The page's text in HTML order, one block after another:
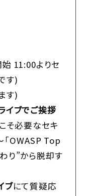
11:00よりセ
す)
す)
イブでご挨拶
そ必要なセキ
「OWASP Top
り”から脱却す
ブにて質疑応